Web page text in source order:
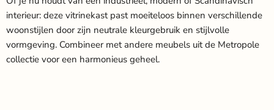
interieur: deze vitrinekast past moeiteloos binnen verschillende
woonstijlen door zijn neutrale kleurgebruik en stijlvolle
vormgeving. Combineer met andere meubels uit de Metropole
collectie voor een harmonieus geheel.